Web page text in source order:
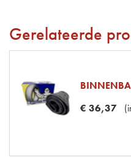
Gerelateerde
€ 36,37 (